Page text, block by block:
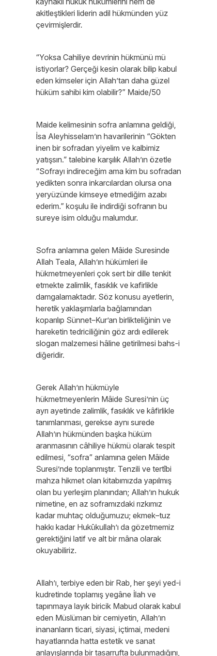
akitleştikleri liderin adil hükmünden yüz
çevirmişlerdir.
“Yoksa Cahiliye devrinin hükmünü mü
istiyorlar? Gerçeği kesin olarak bilip kabul
eden kimseler için Allah’tan daha güzel
hüküm sahibi kim olabilir?” Maide/50
Maide kelimesinin sofra anlamına geldiği,
İsa Aleyhisselam’ın havarilerinin “Gökten
inen bir sofradan yiyelim ve kalbimiz
yatışsın.” talebine karşılık Allah’ın özetle
“Sofrayı indireceğim ama kim bu sofradan
yedikten sonra inkarcılardan olursa ona
yeryüzünde kimseye etmediğim azabı
ederim.” koşulu ile indirdiği sofranın bu
sureye isim olduğu malumdur.
Sofra anlamına gelen Mâide Suresinde
Allah Teala, Allah’ın hükümleri ile
hükmetmeyenleri çok sert bir dille tenkit
etmekte zalimlik, fasıklık ve kafirlikle
damgalamaktadır. Söz konusu ayetlerin,
heretik yaklaşımlarla bağlamından
koparılıp Sünnet–Kur’an birlikteliğinin ve
hareketin tedriciliğinin göz ardı edilerek
slogan malzemesi hâline getirilmesi bahs-i
diğeridir.
Gerek Allah’ın hükmüyle
hükmetmeyenlerin Mâide Suresi’nin üç
ayrı ayetinde zalimlik, fasıklık ve kâfirlikle
tanımlanması, gerekse aynı surede
Allah’ın hükmünden başka hüküm
aranmasının câhiliye hükmü olarak tespit
edilmesi, “sofra” anlamına gelen Mâide
Suresi’nde toplanmıştır. Tenzili ve tertîbi
mahza hikmet olan kitabımızda yapılmış
olan bu yerleşim planından; Allah’ın hukuk
nimetine, en az soframızdaki rızkımız
kadar muhtaç olduğumuzu; ekmek–tuz
hakkı kadar Hukūkullah’ı da gözetmemiz
gerektiğini latif ve alt bir mâna olarak
okuyabiliriz.
Allah’ı, terbiye eden bir Rab, her şeyi yed-i
kudretinde toplamış yegâne İlah ve
tapınmaya layık biricik Mabud olarak kabul
eden Müslüman bir cemiyetin, Allah’ın
inananların ticari, siyasi, içtimai, medeni
hayatlarında hatta estetik ve sanat
anlayışlarında bir tasarrufta bulunmadığını,